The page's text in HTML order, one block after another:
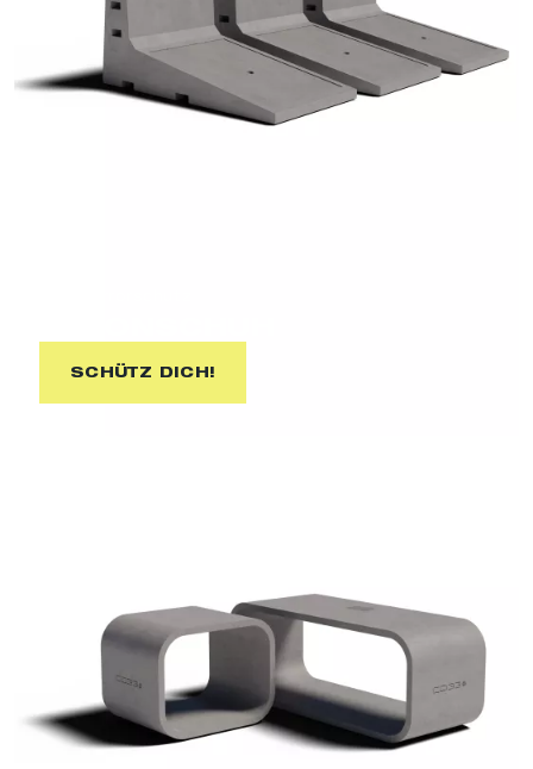
SCHÜTZ DICH!